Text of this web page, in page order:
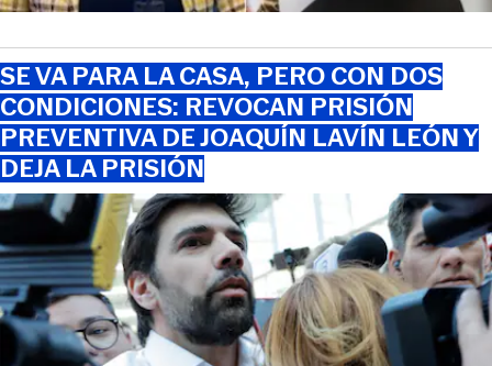
SE VA PARA LA CASA, PERO CON DOS
CONDICIONES: REVOCAN PRISIÓN
PREVENTIVA DE JOAQUÍN LAVÍN LEÓN Y
DEJA LA PRISIÓN